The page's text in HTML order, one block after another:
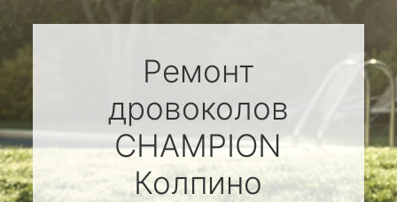
Ремонт
дровоколов
CHAMPION
Колпино